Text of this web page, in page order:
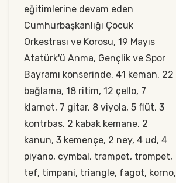
eğitimlerine devam eden
Cumhurbaşkanlığı Çocuk
Orkestrası ve Korosu, 19 Mayıs
Atatürk'ü Anma, Gençlik ve Spor
Bayramı konserinde, 41 keman, 22
bağlama, 18 ritim, 12 çello, 7
klarnet, 7 gitar, 8 viyola, 5 flüt, 3
kontrbas, 2 kabak kemane, 2
kanun, 3 kemençe, 2 ney, 4 ud, 4
piyano, cymbal, trampet, trompet,
tef, timpani, triangle, fagot, korno,